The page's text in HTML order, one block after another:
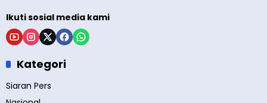
Ikuti sosial media kami
Kategori
Siaran Pers